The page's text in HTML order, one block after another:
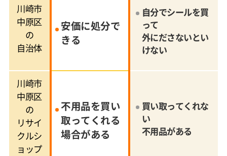
川崎市
中原区
の
自治体
安価に処分で
きる
自分でシールを買
って
外にださないとい
けない
川崎市
中原区
の
リサイ
クルシ
ョップ
不用品を買い
取ってくれる
場合がある
買い取ってくれな
い
不用品がある